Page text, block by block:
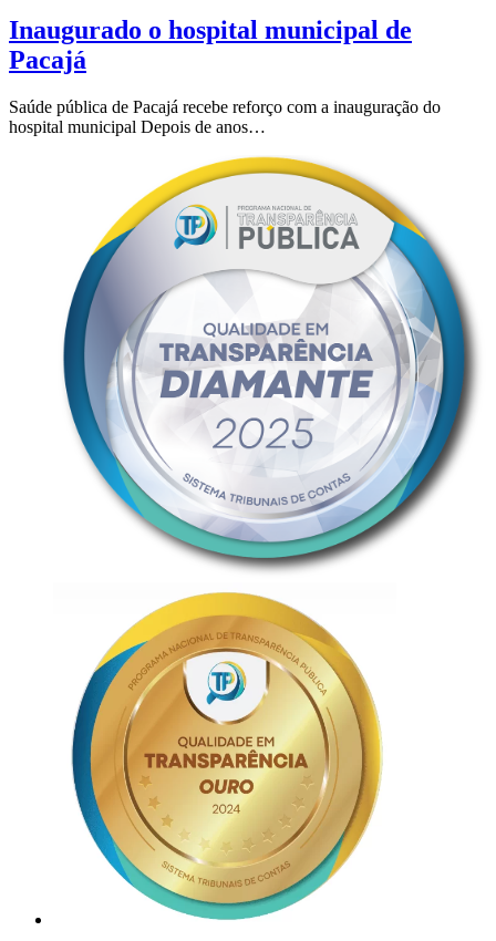
Inaugurado o hospital municipal de
Pacajá
Saúde pública de Pacajá recebe reforço com a inauguração do
hospital municipal Depois de anos…